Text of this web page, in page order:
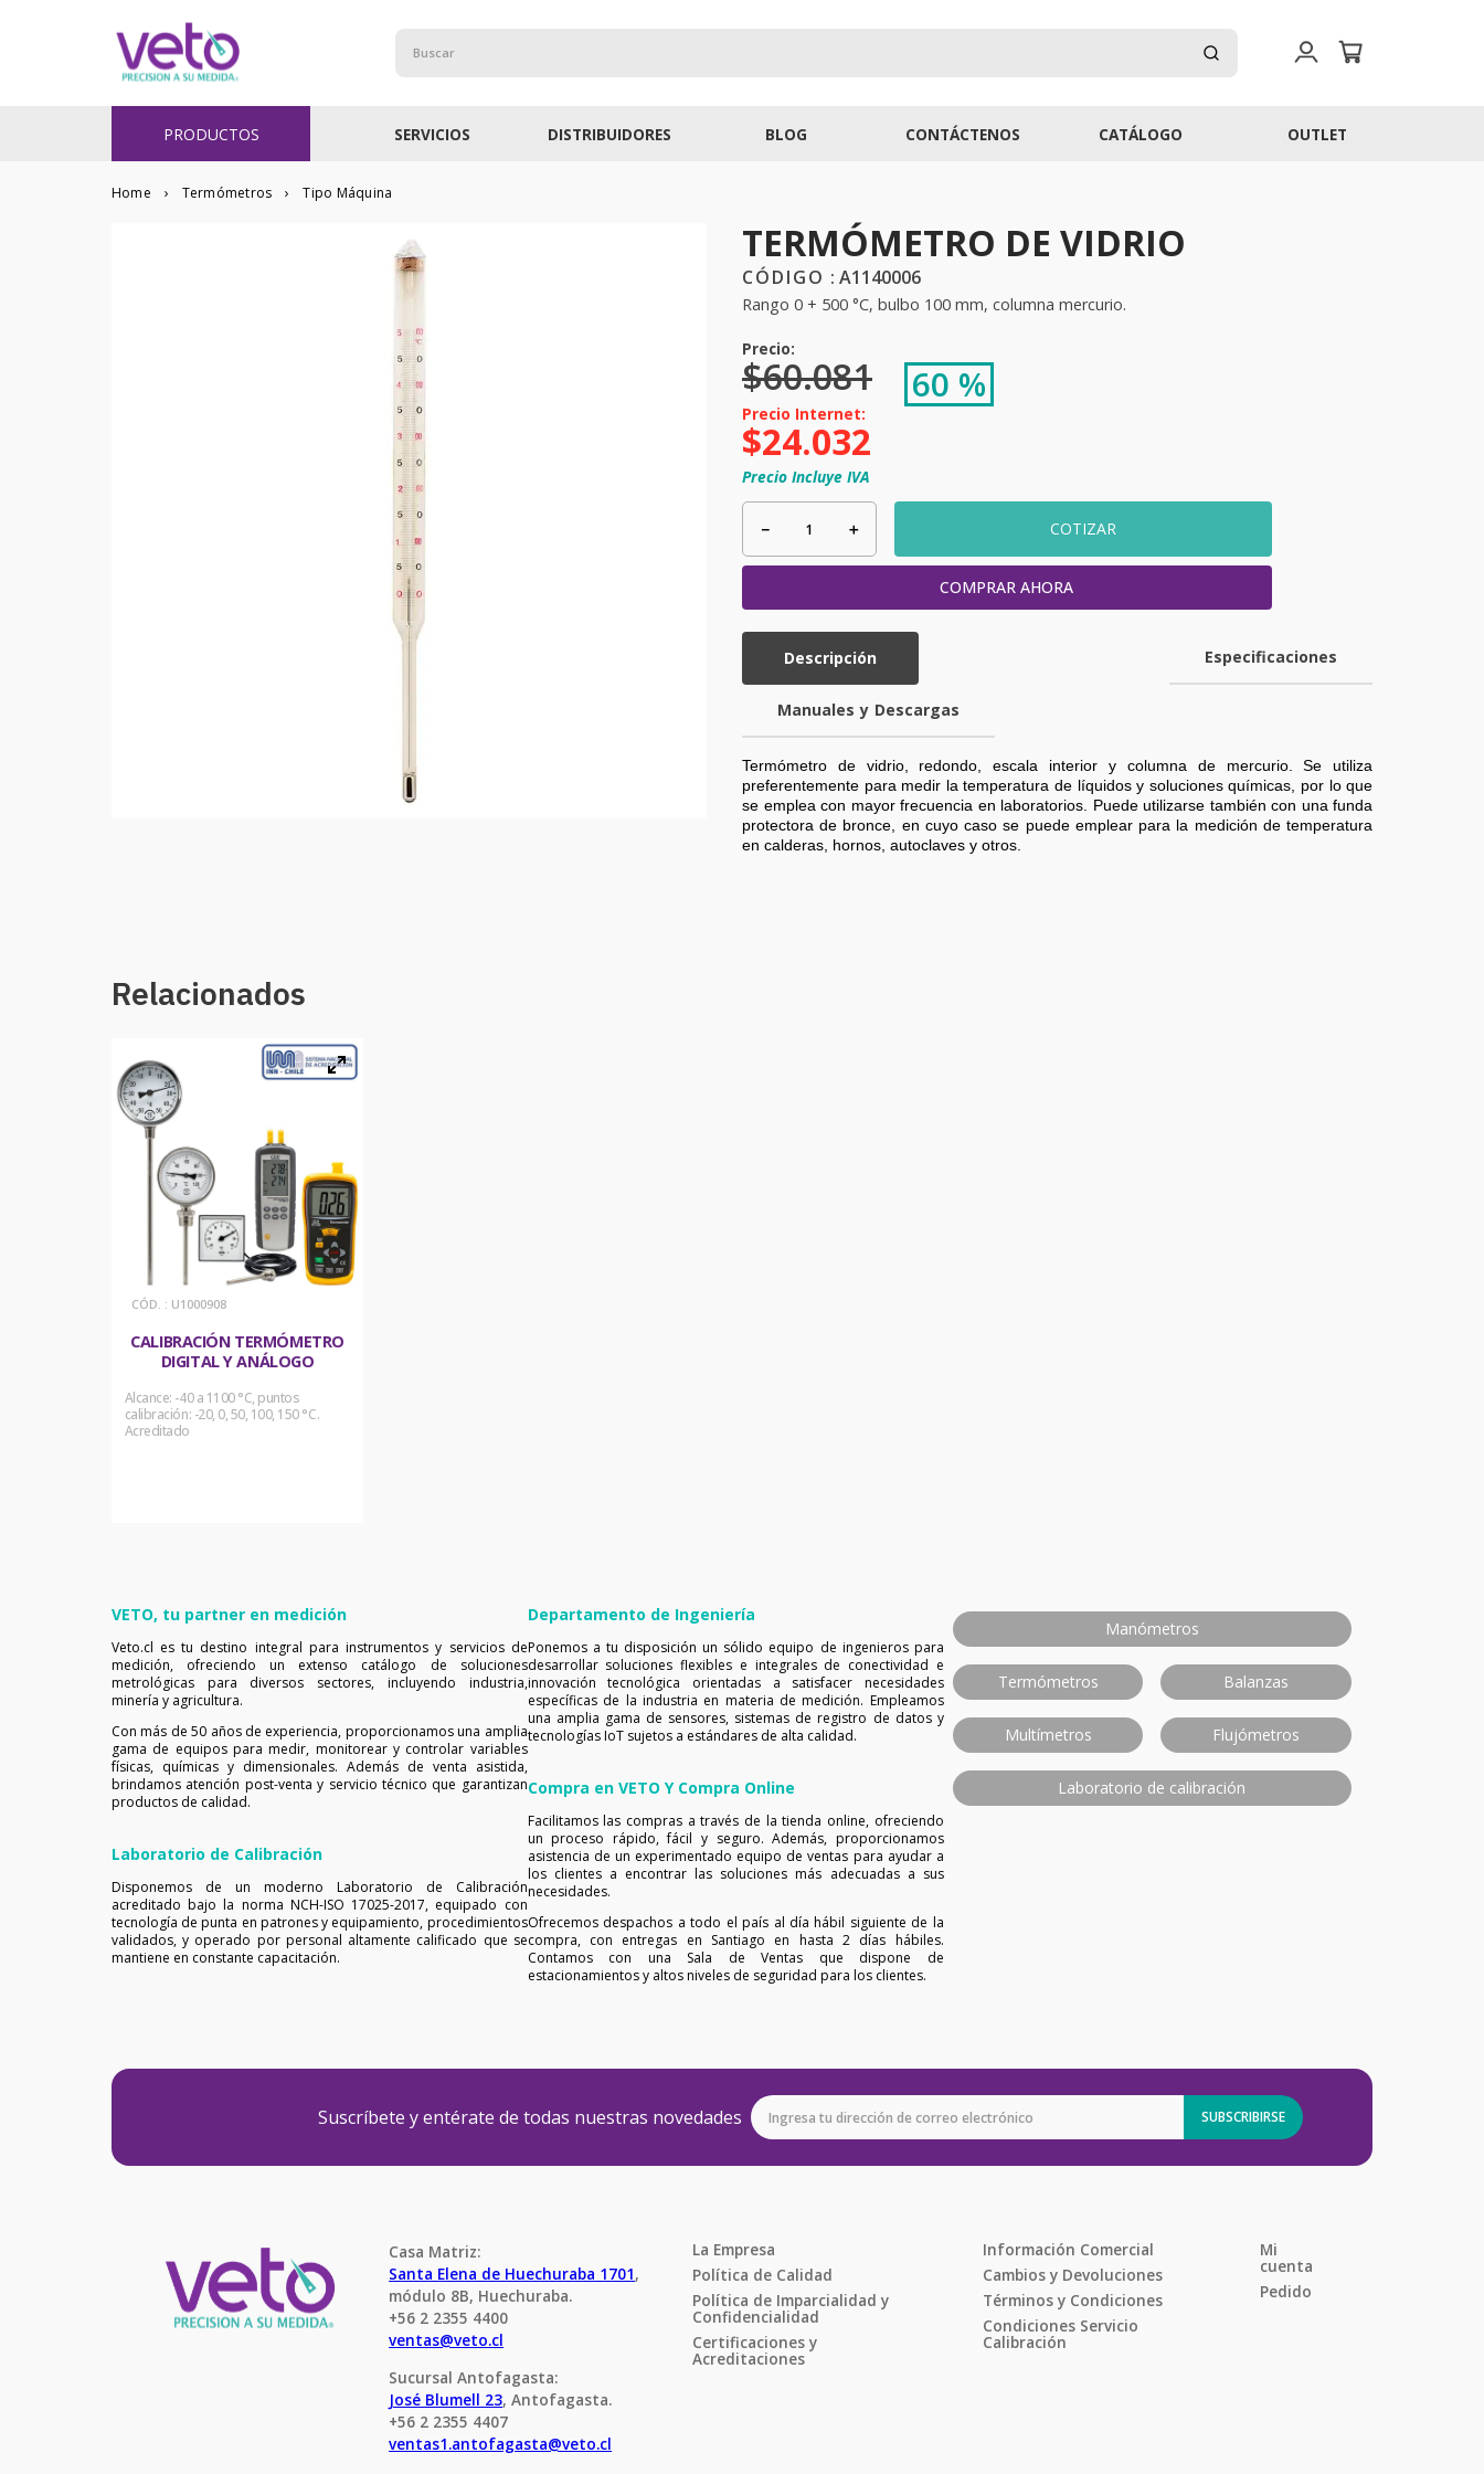
PRODUCTOS SERVICIOS DISTRIBUIDORES BLOG CONTÁCTENOS CATÁLOGO OUTLET
Termómetros Tipo Máquina
TERMÓMETRO DE VIDRIO
:A1140006
Rango 0 + 500 °C, bulbo 100 mm, columna mercurio.
$60.081 60 %
$24.032
Precio Incluye IVA
＋
－ COTIZAR
COMPRAR AHORA
Descripción Especificaciones
y
Termómetro de vidrio, redondo, escala interior y columna de mercurio. Se utiliza
preferentemente para medir la temperatura de líquidos y soluciones químicas, por lo que
se emplea con mayor frecuencia en laboratorios. Puede utilizarse también con una funda
protectora de bronce, en cuyo caso se puede emplear para la medición de temperatura
en calderas, hornos, autoclaves y otros.
Relacionados
: U1000908
CALIBRACIÓN TERMÓMETRO
DIGITAL Y ANÁLOGO
Alcance: -40 a 1100 °C, puntos
calibración: -20, 0, 50, 100, 150 °C.
Acreditado
VETO, tu partner en medición
Veto.cl es tu destino integral para instrumentos y servicios de
medición, ofreciendo un extenso catálogo de soluciones
metrológicas para diversos sectores, incluyendo industria,
minería y agricultura.
Con más de 50 años de experiencia, proporcionamos una amplia
gama de equipos para medir, monitorear y controlar variables
físicas, químicas y dimensionales. Además de venta asistida,
brindamos atención post-venta y servicio técnico que garantizan
productos de calidad.
Laboratorio de Calibración
Disponemos de un moderno Laboratorio de Calibración
acreditado bajo la norma NCH-ISO 17025-2017, equipado con
tecnología de punta en patrones y equipamiento, procedimientos
validados, y operado por personal altamente calificado que se
mantiene en constante capacitación.
Departamento de Ingeniería
Ponemos a tu disposición un sólido equipo de ingenieros para
desarrollar soluciones flexibles e integrales de conectividad e
innovación tecnológica orientadas a satisfacer necesidades
específicas de la industria en materia de medición. Empleamos
una amplia gama de sensores, sistemas de registro de datos y
tecnologías IoT sujetos a estándares de alta calidad.
Compra en VETO Y Compra Online
Facilitamos las compras a través de la tienda online, ofreciendo
un proceso rápido, fácil y seguro. Además, proporcionamos
asistencia de un experimentado equipo de ventas para ayudar a
los clientes a encontrar las soluciones más adecuadas a sus
necesidades.
Ofrecemos despachos a todo el país al día hábil siguiente de la
compra, con entregas en Santiago en hasta 2 días hábiles.
Contamos con una Sala de Ventas que dispone de
estacionamientos y altos niveles de seguridad para los clientes.
Manómetros
Termómetros Balanzas
Multímetros Flujómetros
Laboratorio de calibración
Suscríbete y entérate de todas nuestras novedades SUBSCRIBIRSE
Casa Matriz:
Santa Elena de Huechuraba 1701,
módulo 8B, Huechuraba.
+56 2 2355 4400
ventas@veto.cl
Sucursal Antofagasta:
José Blumell 23, Antofagasta.
+56 2 2355 4407
ventas1.antofagasta@veto.cl
La Empresa
Política de Calidad
Política de Imparcialidad y
Confidencialidad
Certificaciones y
Acreditaciones
Información Comercial
Cambios y Devoluciones
Términos y Condiciones
Condiciones Servicio
Calibración
Mi
cuenta
Pedido